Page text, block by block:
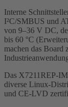
Interne
I²C/SMBUS und
von 9–36 V DC,
bis 60 °C
machen das
Das X7211REP-
diverse Linux-
und CE-LVD